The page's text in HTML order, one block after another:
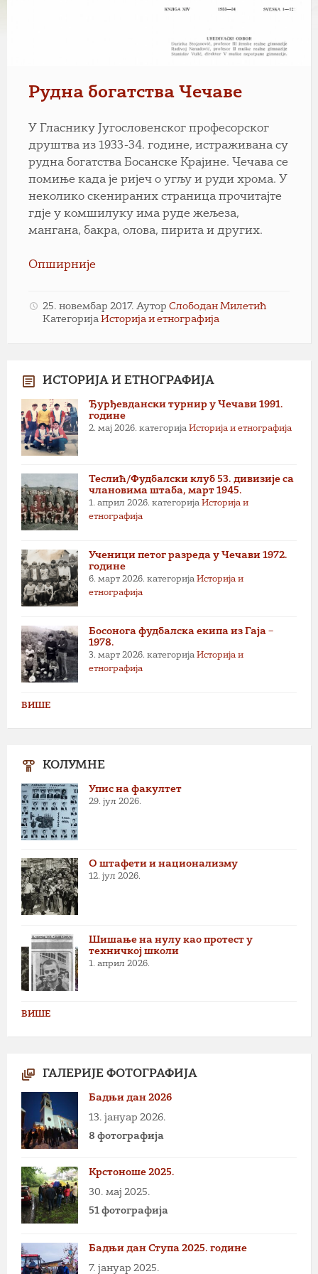
Рудна богатства Чечаве
У Гласнику Југословенског професорског
друштва из 1933-34. године, истраживана су
рудна богатства Босанске Крајине. Чечава се
помиње када је ријеч о угљу и руди хрома. У
неколико скенираних страница прочитајте
гдје у комшилуку има руде жељеза,
мангана, бакра, олова, пирита и других.
Опширније
25. новембар 2017. Аутор Слободан Милетић
Категорија Историја и етнографија
ИСТОРИЈА И ЕТНОГРАФИЈА
Ђурђевдански турнир у Чечави 1991.
године
2. мај 2026. категорија Историја и етнографија
Теслић/Фудбалски клуб 53. дивизије са
члановима штаба, март 1945.
1. април 2026. категорија Историја и
етнографија
Ученици петог разреда у Чечави 1972.
године
6. март 2026. категорија Историја и
етнографија
Босонога фудбалска екипа из Гаја –
1978.
3. март 2026. категорија Историја и
етнографија
ВИШЕ
КОЛУМНЕ
Упис на факултет
29. јул 2026.
О штафети и национализму
12. јул 2026.
Шишање на нулу као протест у
техничкој школи
1. април 2026.
ВИШЕ
ГАЛЕРИЈЕ ФОТОГРАФИЈА
Бадњи дан 2026
13. јануар 2026.
8 фотографија
Крстоноше 2025.
30. мај 2025.
51 фотографија
Бадњи дан Ступа 2025. године
7. јануар 2025.